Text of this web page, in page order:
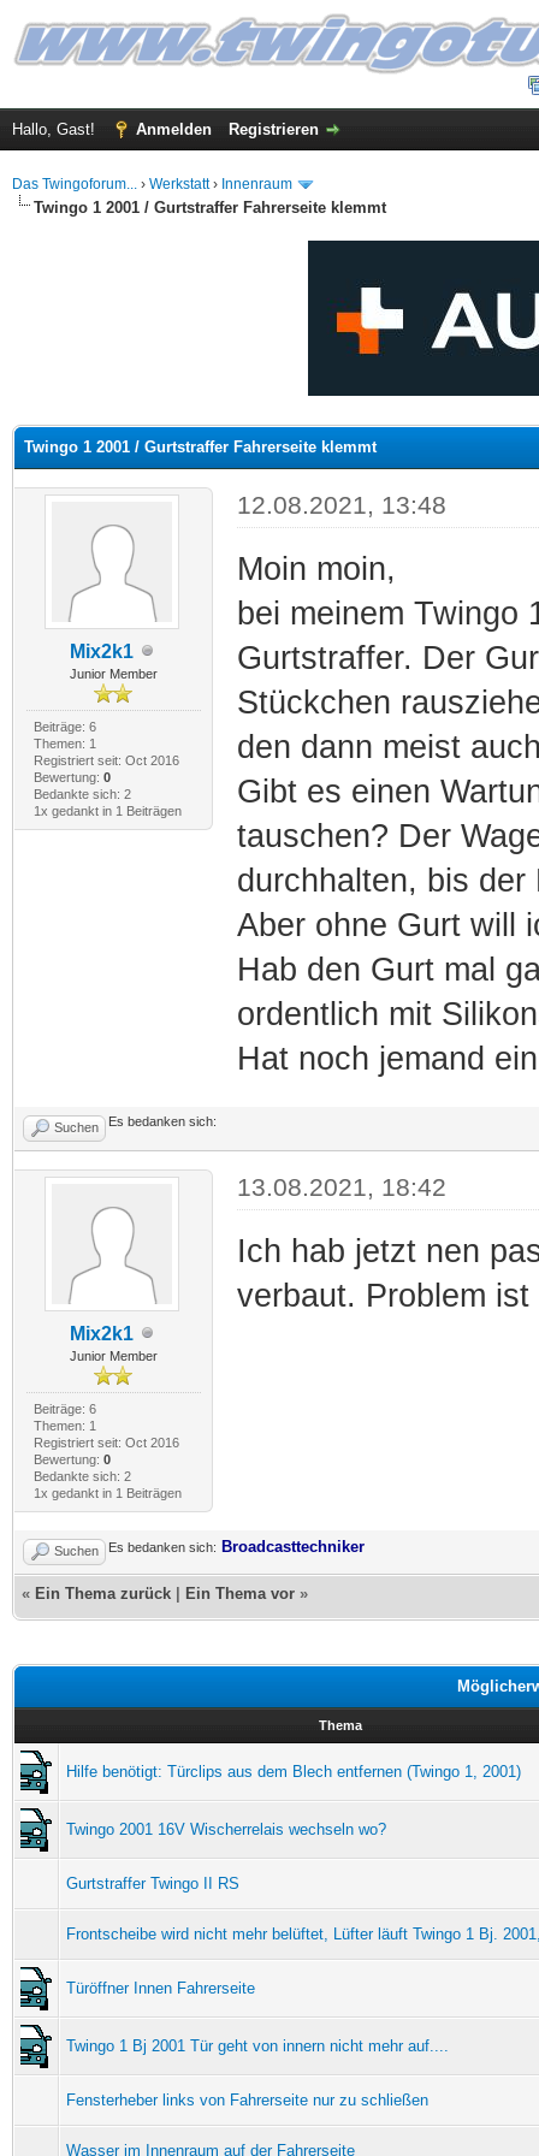
Hallo, Gast! Anmelden Registrieren
Das Twingoforum... › Werkstatt› Innenraum
Twingo 1 2001 / Gurtstraffer Fahrerseite klemmt
Twingo 1 2001 / Gurtstraffer Fahrerseite klemmt
Mix2k1
Junior Member
Beiträge: 6
Themen: 1
Registriert seit: Oct 2016
Bewertung: 0
Bedankte sich: 2
1x gedankt in 1 Beiträgen
12.08.2021, 13:48
Moin moin,
bei meinem Twingo
Gurtstraffer. Der
Stückchen
den dann meist
Gibt es einen
tauschen? Der
durchhalten, bis der
Aber ohne Gurt will
Hab den Gurt mal
ordentlich mit
Hat noch jemand
Suchen Es bedanken sich:
Mix2k1
Junior Member
Beiträge: 6
Themen: 1
Registriert seit: Oct 2016
Bewertung: 0
Bedankte sich: 2
1x gedankt in 1 Beiträgen
13.08.2021, 18:42
Ich hab jetzt nen
verbaut. Problem
Suchen Es bedanken sich: Broadcasttechniker
« Ein Thema zurück Ein Thema vor »
Thema
Hilfe benötigt: Türclips aus dem Blech entfernen (Twingo 1, 2001)
Twingo 2001 16V Wischerrelais wechseln wo?
Gurtstraffer Twingo II RS
Frontscheibe wird nicht mehr belüftet, Lüfter läuft Twingo 1 Bj.
Türöffner Innen Fahrerseite
Twingo 1 Bj 2001 Tür geht von innern nicht mehr auf....
Fensterheber links von Fahrerseite nur zu schließen
Wasser im Innenraum auf der Fahrerseite